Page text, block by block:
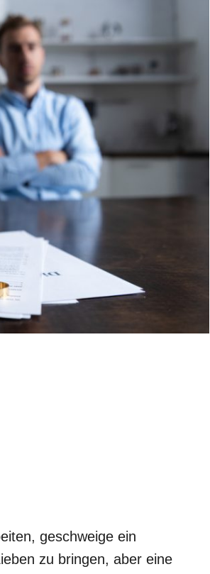
geschweige ein
zu bringen, aber eine